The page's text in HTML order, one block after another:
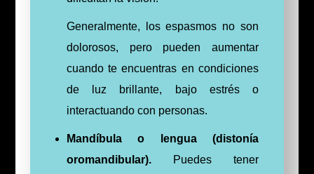
Generalmente, los espasmos no son
dolorosos, pero pueden aumentar
cuando te encuentras en condiciones
de luz brillante, bajo estrés o
interactuando con personas.
Mandíbula o lengua (distonía
oromandibular).Puedes tener